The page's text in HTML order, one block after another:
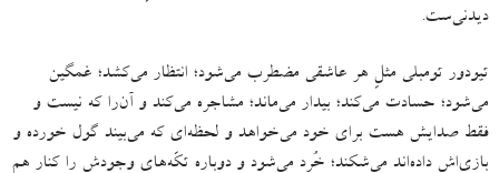
دیدنی‌ست.
تیودور تومبلی مثلِ هر عاشقی مضطرب می‌شود؛ انتظار می‌کشد؛ غمگین
می‌شود؛ حسادت می‌کند؛ بیدار می‌ماند؛ مشاجره می‌کند و آن‌را که نیست و
فقط صدایش هست برای خود می‌خواهد و لحظه‌ای که می‌بیند گول خورده و
بازی‌اش داده‌اند می‌شکند؛ خُرد می‌شود و دوباره تکّه‌های وجودش را کنارِ هم